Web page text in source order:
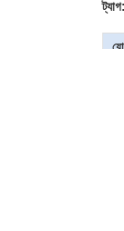
ট্যাগ: